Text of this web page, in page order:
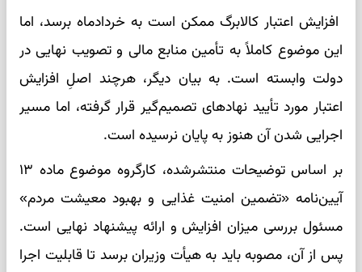
افزایش اعتبار کالابرگ ممکن است به خردادماه برسد، اما
این موضوع کاملاً به تأمین منابع مالی و تصویب نهایی در
دولت وابسته است. به بیان دیگر، هرچند اصلِ افزایش
اعتبار مورد تأیید نهادهای تصمیم‌گیر قرار گرفته، اما مسیر
اجرایی شدن آن هنوز به پایان نرسیده است.
بر اساس توضیحات منتشرشده، کارگروه موضوع ماده ۱۳
آیین‌نامه «تضمین امنیت غذایی و بهبود معیشت مردم»
مسئول بررسی میزان افزایش و ارائه پیشنهاد نهایی است.
پس از آن، مصوبه باید به هیأت وزیران برسد تا قابلیت اجرا